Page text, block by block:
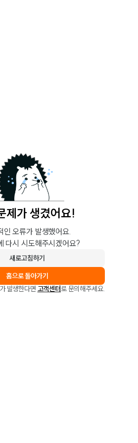
제가 생겼어요!
인 오류가 발생했어요.
다시 시도해주시겠어요?
새로고침하기
홈으로 돌아가기
발생한다면 고객센터로 문의해주세요.